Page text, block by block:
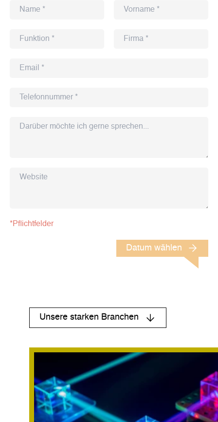
*Pflichtfelder
Datum wählen
Unsere starken Branchen